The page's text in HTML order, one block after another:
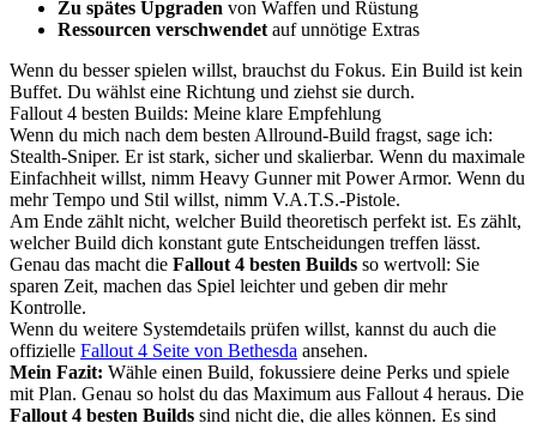
Zu spätes Upgraden von Waffen und Rüstung
Ressourcen verschwendet auf unnötige Extras
Wenn du besser spielen willst, brauchst du Fokus. Ein Build ist kein
Buffet. Du wählst eine Richtung und ziehst sie durch.
Fallout 4 besten Builds: Meine klare Empfehlung
Wenn du mich nach dem besten Allround-Build fragst, sage ich:
Stealth-Sniper. Er ist stark, sicher und skalierbar. Wenn du maximale
Einfachheit willst, nimm Heavy Gunner mit Power Armor. Wenn du
mehr Tempo und Stil willst, nimm V.A.T.S.-Pistole.
Am Ende zählt nicht, welcher Build theoretisch perfekt ist. Es zählt,
welcher Build dich konstant gute Entscheidungen treffen lässt.
Genau das macht die Fallout 4 besten Builds so wertvoll: Sie
sparen Zeit, machen das Spiel leichter und geben dir mehr
Kontrolle.
Wenn du weitere Systemdetails prüfen willst, kannst du auch die
offizielle Fallout 4 Seite von Bethesda ansehen.
Mein Fazit: Wähle einen Build, fokussiere deine Perks und spiele
mit Plan. Genau so holst du das Maximum aus Fallout 4 heraus. Die
Fallout 4 besten Builds sind nicht die, die alles können. Es sind